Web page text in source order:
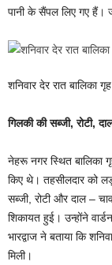
पानी के सैंपल लिए गए हैं।
शनिवार देर रात बालिका
गिलकी की सब्जी, रोटी,
नेहरू नगर स्थित बालिका
किए थे। तहसीलदार को
सब्जी, रोटी और दाल –
शिकायत हुई। उन्होंने
भारद्वाज ने बताया कि
मिली।